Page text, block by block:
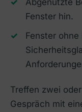
Abgenutzte
Fenster hin.
Fenster
Treffen zwei
Gespräch mit